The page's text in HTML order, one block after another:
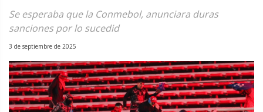
Se esperaba que la Conmebol, anunciara duras
sanciones por lo sucedid
3 de septiembre de 2025